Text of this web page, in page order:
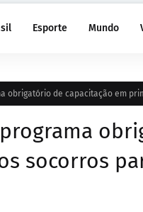
Esporte Mundo
obrigatório de capacitação em
socorros